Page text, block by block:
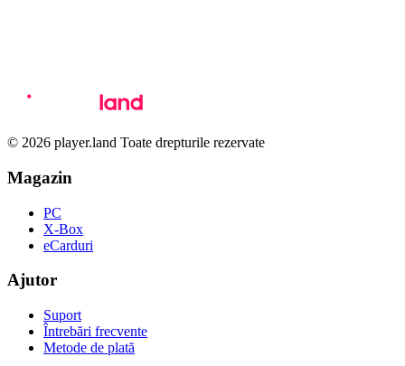
© 2026 player.land Toate drepturile rezervate
Magazin
PC
X-Box
eCarduri
Ajutor
Suport
Întrebări frecvente
Metode de plată